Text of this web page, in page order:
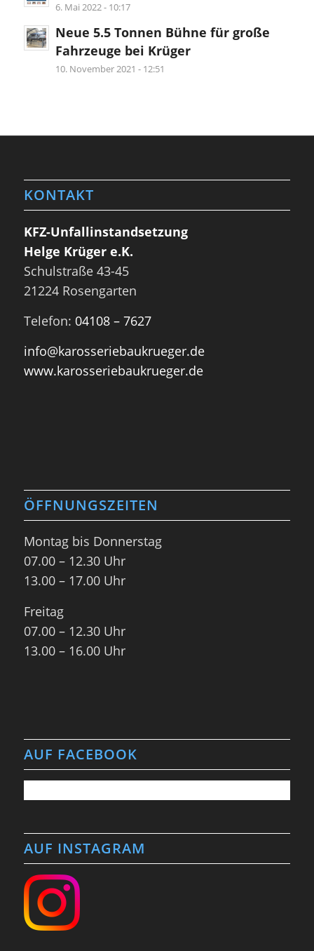
6. Mai 2022 - 10:17
Neue 5.5 Tonnen Bühne für große
Fahrzeuge bei Krüger
10. November 2021 - 12:51
KONTAKT
KFZ-Unfallinstandsetzung
Helge Krüger e.K.
Schulstraße 43-45
21224 Rosengarten
Telefon: 04108 – 7627
info@karosseriebaukrueger.de
www.karosseriebaukrueger.de
ÖFFNUNGSZEITEN
Montag bis Donnerstag
07.00 – 12.30 Uhr
13.00 – 17.00 Uhr
Freitag
07.00 – 12.30 Uhr
13.00 – 16.00 Uhr
AUF FACEBOOK
AUF INSTAGRAM